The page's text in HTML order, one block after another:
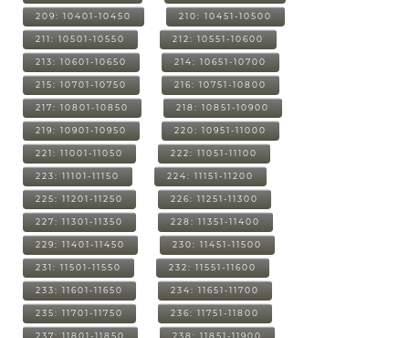
209: 10401-10450 210: 10451-10500
211: 10501-10550 212: 10551-10600
213: 10601-10650 214: 10651-10700
215: 10701-10750 216: 10751-10800
217: 10801-10850 218: 10851-10900
219: 10901-10950 220: 10951-11000
221: 11001-11050 222: 11051-11100
223: 11101-11150 224: 11151-11200
225: 11201-11250 226: 11251-11300
227: 11301-11350 228: 11351-11400
229: 11401-11450 230: 11451-11500
231: 11501-11550 232: 11551-11600
233: 11601-11650 234: 11651-11700
235: 11701-11750 236: 11751-11800
237: 11801-11850 238: 11851-11900